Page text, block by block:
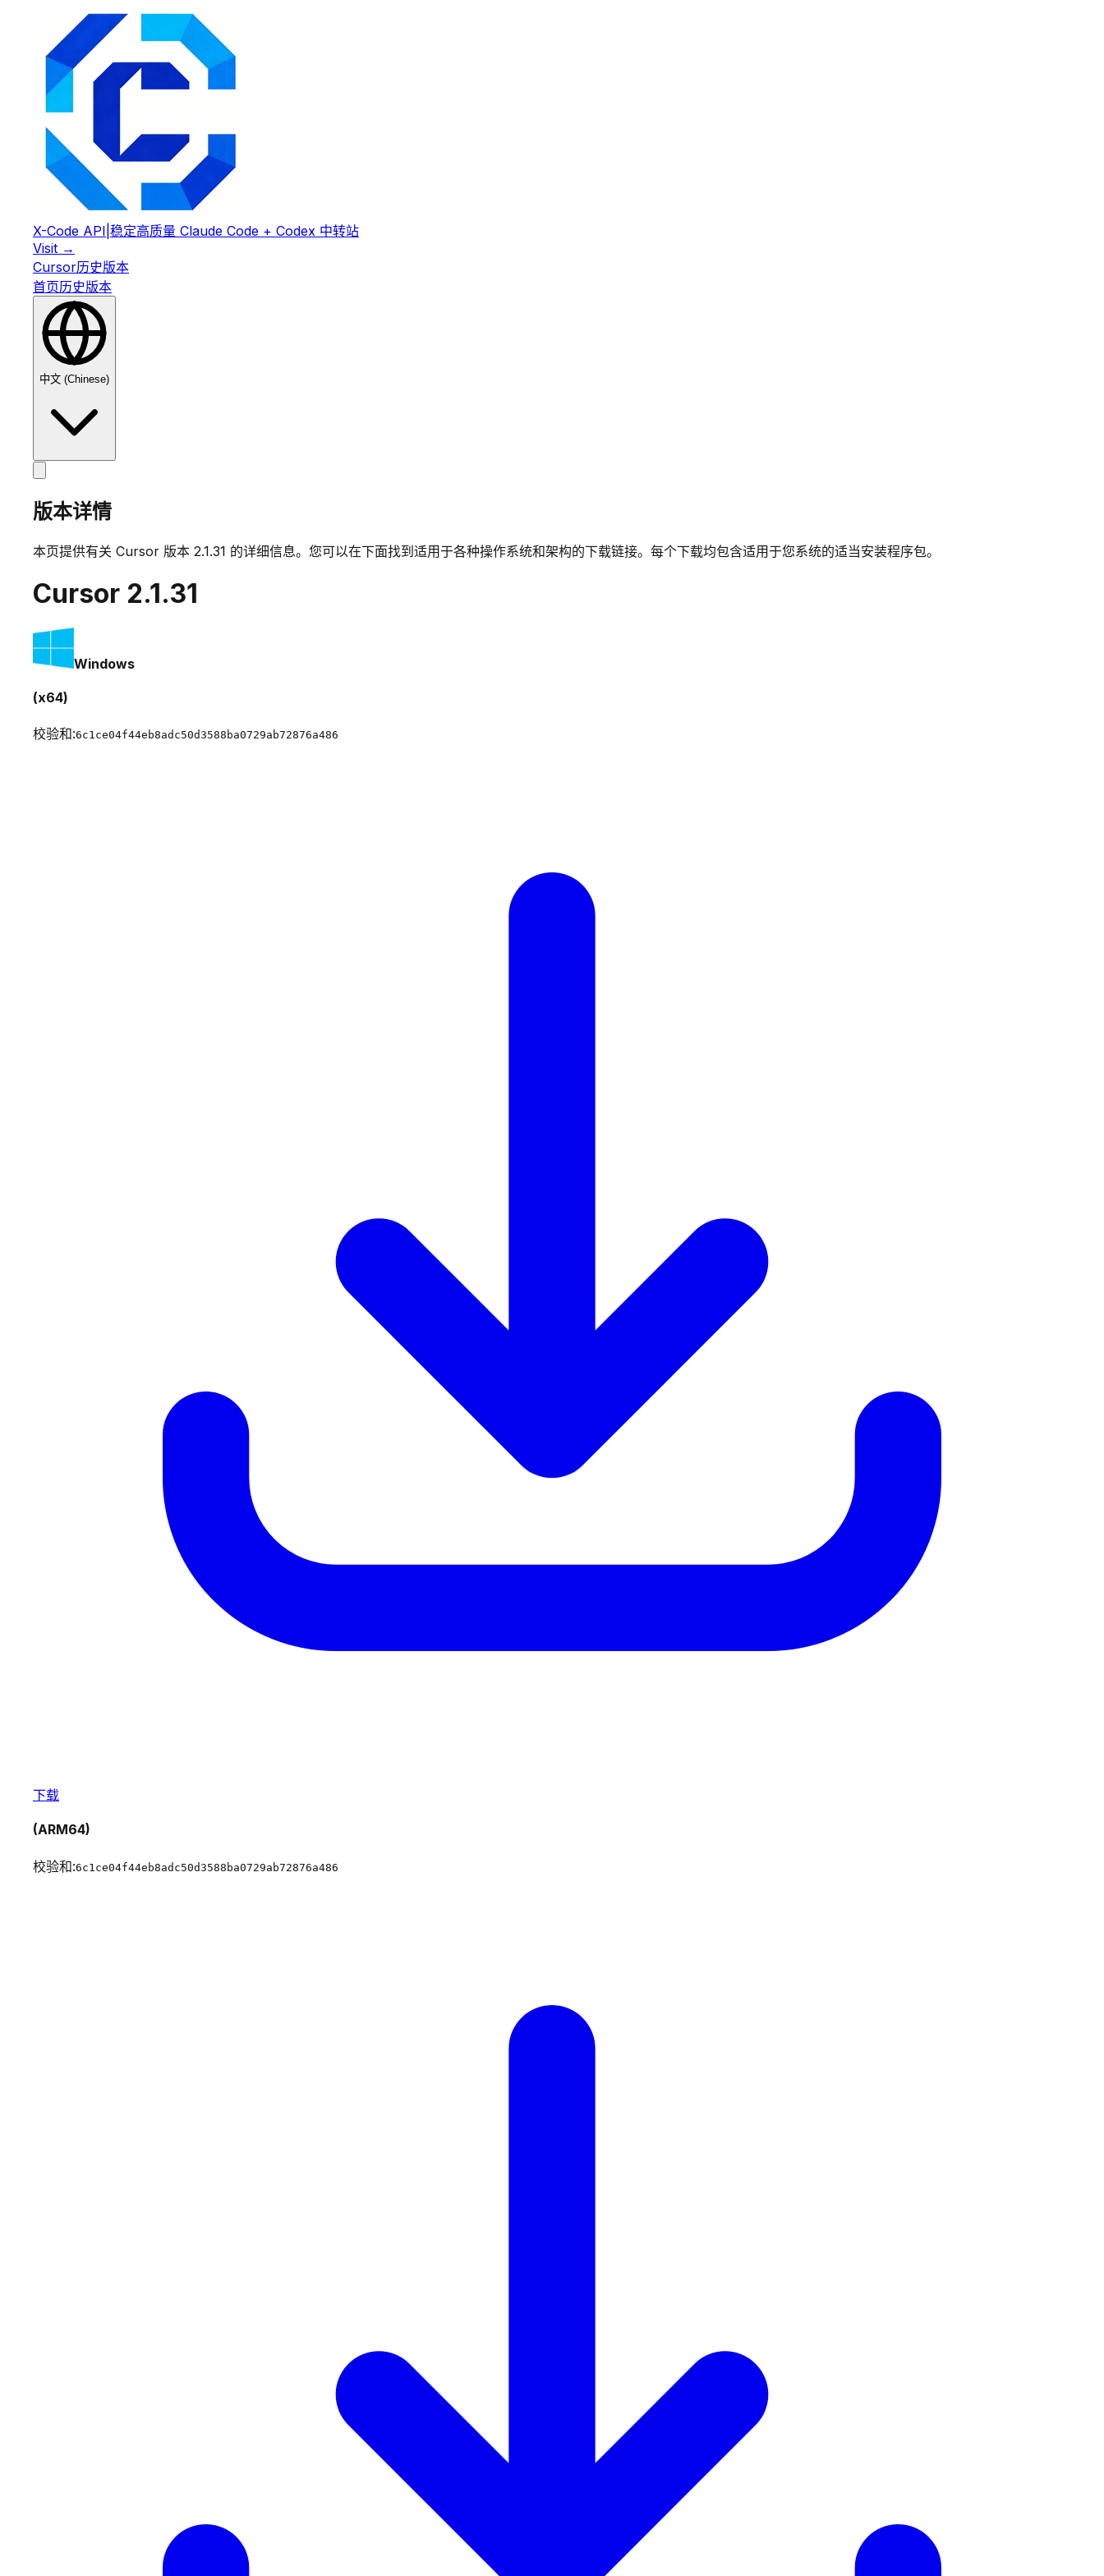
X-Code API 稳定高质量 Claude Code + Codex 中转站
Visit →
Cursor历史版本
首页历史版本
中文 (Chinese)
版本详情
本页提供有关 Cursor 版本 2.1.31 的详细信息。您可以在下面找到适用于各种操作系统和架构的下载链接。每个下载均包含适用于您系统的适当安装程序包。
Cursor 2.1.31
Windows
(x64)
校验和:6c1ce04f44eb8adc50d3588ba0729ab72876a486
下载
(ARM64)
校验和:6c1ce04f44eb8adc50d3588ba0729ab72876a486